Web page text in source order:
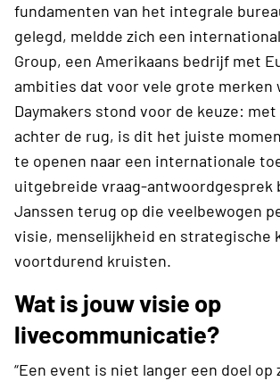
fundamenten van het integrale
gelegd, meldde zich een
Group, een Amerikaans bedrijf met
ambities dat voor vele grote merken
Daymakers stond voor de keuze:
achter de rug, is dit het juiste
te openen naar een internationale
uitgebreide vraag-antwoordgesprek
Janssen terug op die veelbewogen
visie, menselijkheid en strategische
voortdurend kruisten.
Wat is jouw visie op
livecommunicatie?
“Een event is niet langer een doel op